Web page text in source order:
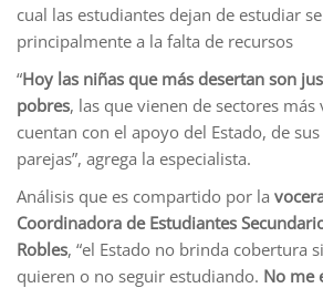
cual las estudiantes dejan de estudiar
principalmente a la falta de recursos
“Hoy las niñas que más desertan son
pobres, las que vienen de sectores
cuentan con el apoyo del Estado, de
parejas”, agrega la especialista.
Análisis que es compartido por la
Coordinadora de Estudiantes
Robles, “el Estado no brinda cobertura
quieren o no seguir estudiando. No me